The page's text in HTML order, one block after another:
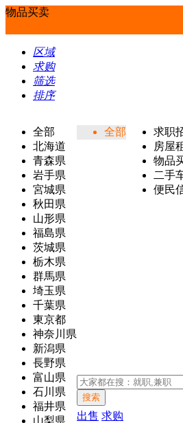
物品买卖
区域
求购
筛选
排序
全部
北海道
青森県
岩手県
宮城県
秋田県
山形県
福島県
茨城県
栃木県
群馬県
埼玉県
千葉県
東京都
神奈川県
新潟県
長野県
富山県
石川県
福井県
山梨県
全部
求职
房屋
物品
二手
便民
搜索
出售 求购